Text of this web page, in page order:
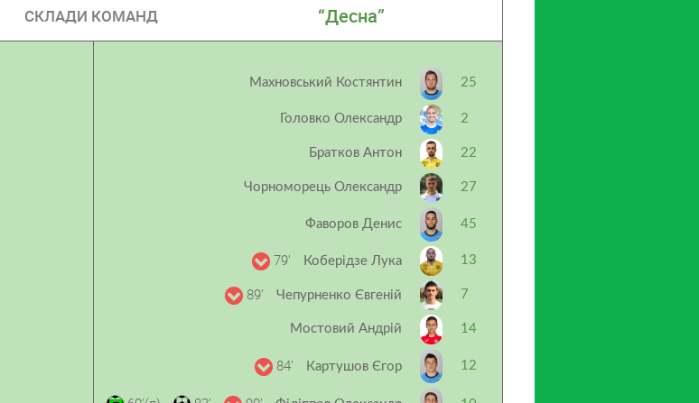
СКЛАДИ КОМАНД “Десна”
Махновський Костянтин 25
Головко Олександр 2
Братков Антон 22
Чорноморець Олександр 27
Фаворов Денис 45
79’ Коберідзе Лука 13
89’ Чепурненко Євгеній 7
Мостовий Андрій 14
84’ Картушов Єгор 12